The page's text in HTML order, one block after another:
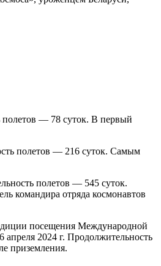
полетов — 78 суток. В первый
полетов — 216 суток. Самым
полетов — 545 суток.
командира отряда космонавтов
посещения Международной
2024 г. Продолжительность
приземления.